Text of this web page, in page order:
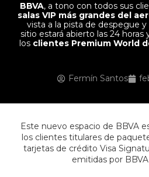
BBVA, a tono con todos sus
salas VIP más grandes del
vista a la pista de despegue
sitio estará abierto las 24
los clientes Premium World
Fermín Santos
Este nuevo espacio de BBVA
los clientes titulares de
tarjetas de crédito Visa
emitidas por